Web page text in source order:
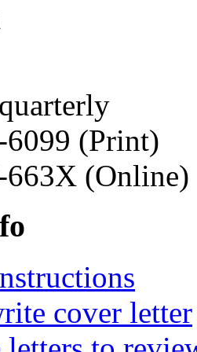
(Print)
663X (Online)
cover letter